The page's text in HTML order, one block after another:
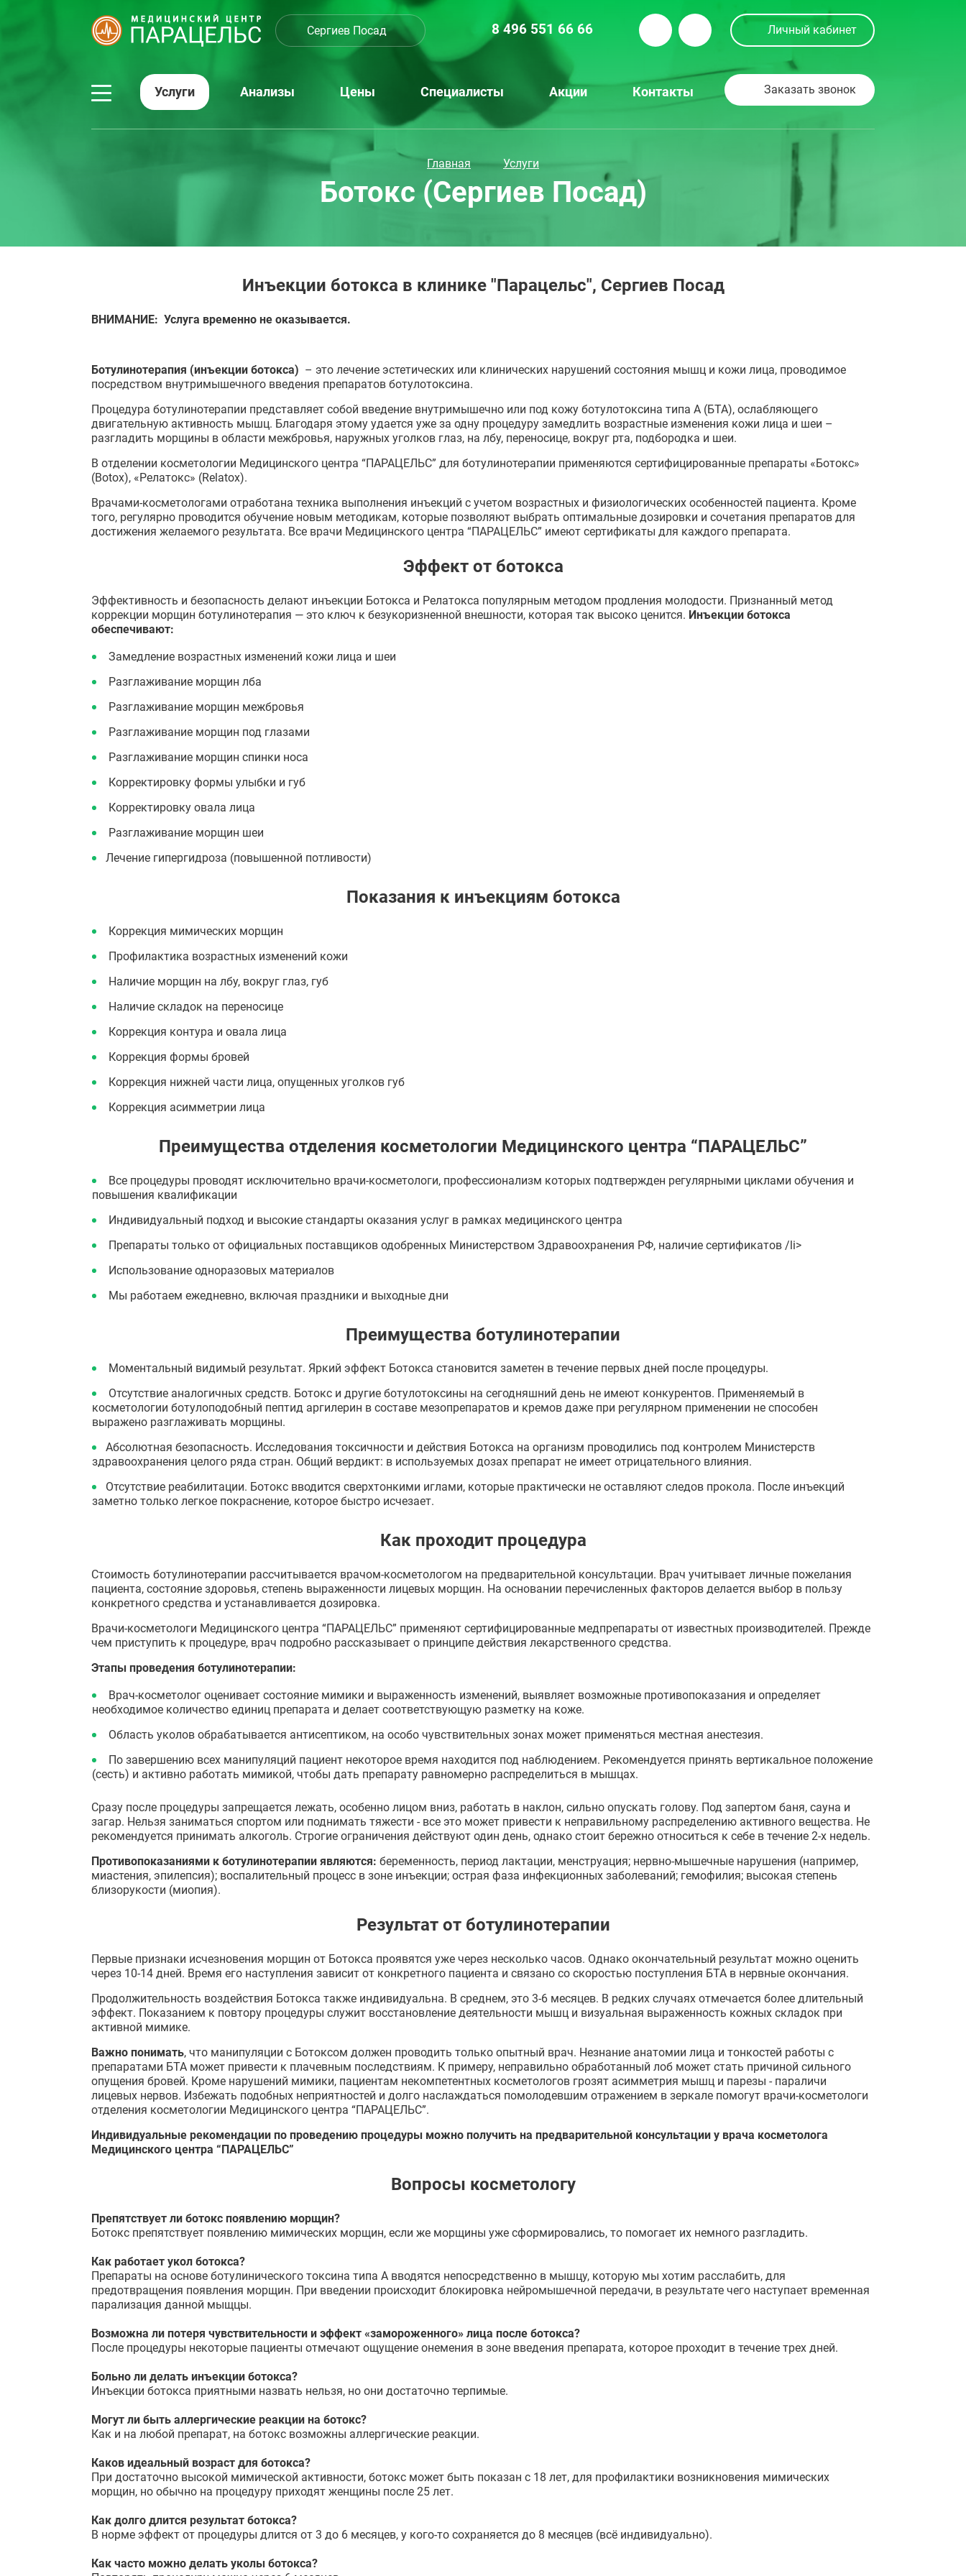
Сергиев Посад 8 496 551 66 66 Личный кабинет
Услуги Анализы Цены Специалисты Акции Контакты Заказать звонок
Главная Услуги
Ботокс (Сергиев Посад)
Инъекции ботокса в клинике "Парацельс", Сергиев Посад
ВНИМАНИЕ: Услуга временно не оказывается.
Ботулинотерапия (инъекции ботокса) – это лечение эстетических или клинических нарушений состояния мышц и кожи лица, проводимое
посредством внутримышечного введения препаратов ботулотоксина.
Процедура ботулинотерапии представляет собой введение внутримышечно или под кожу ботулотоксина типа А (БТА), ослабляющего
двигательную активность мышц. Благодаря этому удается уже за одну процедуру замедлить возрастные изменения кожи лица и шеи –
разгладить морщины в области межбровья, наружных уголков глаз, на лбу, переносице, вокруг рта, подбородка и шеи.
В отделении косметологии Медицинского центра “ПАРАЦЕЛЬС” для ботулинотерапии применяются сертифицированные препараты «Ботокс»
(Botox), «Релатокс» (Relatox).
Врачами-косметологами отработана техника выполнения инъекций с учетом возрастных и физиологических особенностей пациента. Кроме
того, регулярно проводится обучение новым методикам, которые позволяют выбрать оптимальные дозировки и сочетания препаратов для
достижения желаемого результата. Все врачи Медицинского центра “ПАРАЦЕЛЬС” имеют сертификаты для каждого препарата.
Эффект от ботокса
Эффективность и безопасность делают инъекции Ботокса и Релатокса популярным методом продления молодости. Признанный метод
коррекции морщин ботулинотерапия — это ключ к безукоризненной внешности, которая так высоко ценится. Инъекции ботокса
обеспечивают:
Замедление возрастных изменений кожи лица и шеи
Разглаживание морщин лба
Разглаживание морщин межбровья
Разглаживание морщин под глазами
Разглаживание морщин спинки носа
Корректировку формы улыбки и губ
Корректировку овала лица
Разглаживание морщин шеи
Лечение гипергидроза (повышенной потливости)
Показания к инъекциям ботокса
Коррекция мимических морщин
Профилактика возрастных изменений кожи
Наличие морщин на лбу, вокруг глаз, губ
Наличие складок на переносице
Коррекция контура и овала лица
Коррекция формы бровей
Коррекция нижней части лица, опущенных уголков губ
Коррекция асимметрии лица
Преимущества отделения косметологии Медицинского центра “ПАРАЦЕЛЬС”
Все процедуры проводят исключительно врачи-косметологи, профессионализм которых подтвержден регулярными циклами обучения и
повышения квалификации
Индивидуальный подход и высокие стандарты оказания услуг в рамках медицинского центра
Препараты только от официальных поставщиков одобренных Министерством Здравоохранения РФ, наличие сертификатов /li>
Использование одноразовых материалов
Мы работаем ежедневно, включая праздники и выходные дни
Преимущества ботулинотерапии
Моментальный видимый результат. Яркий эффект Ботокса становится заметен в течение первых дней после процедуры.
Отсутствие аналогичных средств. Ботокс и другие ботулотоксины на сегодняшний день не имеют конкурентов. Применяемый в
косметологии ботулоподобный пептид аргилерин в составе мезопрепаратов и кремов даже при регулярном применении не способен
выражено разглаживать морщины.
Абсолютная безопасность. Исследования токсичности и действия Ботокса на организм проводились под контролем Министерств
здравоохранения целого ряда стран. Общий вердикт: в используемых дозах препарат не имеет отрицательного влияния.
Отсутствие реабилитации. Ботокс вводится сверхтонкими иглами, которые практически не оставляют следов прокола. После инъекций
заметно только легкое покраснение, которое быстро исчезает.
Как проходит процедура
Стоимость ботулинотерапии рассчитывается врачом-косметологом на предварительной консультации. Врач учитывает личные пожелания
пациента, состояние здоровья, степень выраженности лицевых морщин. На основании перечисленных факторов делается выбор в пользу
конкретного средства и устанавливается дозировка.
Врачи-косметологи Медицинского центра “ПАРАЦЕЛЬС” применяют сертифицированные медпрепараты от известных производителей. Прежде
чем приступить к процедуре, врач подробно рассказывает о принципе действия лекарственного средства.
Этапы проведения ботулинотерапии:
Врач-косметолог оценивает состояние мимики и выраженность изменений, выявляет возможные противопоказания и определяет
необходимое количество единиц препарата и делает соответствующую разметку на коже.
Область уколов обрабатывается антисептиком, на особо чувствительных зонах может применяться местная анестезия.
По завершению всех манипуляций пациент некоторое время находится под наблюдением. Рекомендуется принять вертикальное положение
(сесть) и активно работать мимикой, чтобы дать препарату равномерно распределиться в мышцах.
Сразу после процедуры запрещается лежать, особенно лицом вниз, работать в наклон, сильно опускать голову. Под запертом баня, сауна и
загар. Нельзя заниматься спортом или поднимать тяжести - все это может привести к неправильному распределению активного вещества. Не
рекомендуется принимать алкоголь. Строгие ограничения действуют один день, однако стоит бережно относиться к себе в течение 2-х недель.
Противопоказаниями к ботулинотерапии являются: беременность, период лактации, менструация; нервно-мышечные нарушения (например,
миастения, эпилепсия); воспалительный процесс в зоне инъекции; острая фаза инфекционных заболеваний; гемофилия; высокая степень
близорукости (миопия).
Результат от ботулинотерапии
Первые признаки исчезновения морщин от Ботокса проявятся уже через несколько часов. Однако окончательный результат можно оценить
через 10-14 дней. Время его наступления зависит от конкретного пациента и связано со скоростью поступления БТА в нервные окончания.
Продолжительность воздействия Ботокса также индивидуальна. В среднем, это 3-6 месяцев. В редких случаях отмечается более длительный
эффект. Показанием к повтору процедуры служит восстановление деятельности мышц и визуальная выраженность кожных складок при
активной мимике.
Важно понимать, что манипуляции с Ботоксом должен проводить только опытный врач. Незнание анатомии лица и тонкостей работы с
препаратами БТА может привести к плачевным последствиям. К примеру, неправильно обработанный лоб может стать причиной сильного
опущения бровей. Кроме нарушений мимики, пациентам некомпетентных косметологов грозят асимметрия мышц и парезы - параличи
лицевых нервов. Избежать подобных неприятностей и долго наслаждаться помолодевшим отражением в зеркале помогут врачи-косметологи
отделения косметологии Медицинского центра “ПАРАЦЕЛЬС”.
Индивидуальные рекомендации по проведению процедуры можно получить на предварительной консультации у врача косметолога
Медицинского центра “ПАРАЦЕЛЬС”
Вопросы косметологу
Препятствует ли ботокс появлению морщин?
Ботокс препятствует появлению мимических морщин, если же морщины уже сформировались, то помогает их немного разгладить.
Как работает укол ботокса?
Препараты на основе ботулинического токсина типа А вводятся непосредственно в мышцу, которую мы хотим расслабить, для
предотвращения появления морщин. При введении происходит блокировка нейромышечной передачи, в результате чего наступает временная
парализация данной мыщцы.
Возможна ли потеря чувствительности и эффект «замороженного» лица после ботокса?
После процедуры некоторые пациенты отмечают ощущение онемения в зоне введения препарата, которое проходит в течение трех дней.
Больно ли делать инъекции ботокса?
Инъекции ботокса приятными назвать нельзя, но они достаточно терпимые.
Могут ли быть аллергические реакции на ботокс?
Как и на любой препарат, на ботокс возможны аллергические реакции.
Каков идеальный возраст для ботокса?
При достаточно высокой мимической активности, ботокс может быть показан с 18 лет, для профилактики возникновения мимических
морщин, но обычно на процедуру приходят женщины после 25 лет.
Как долго длится результат ботокса?
В норме эффект от процедуры длится от 3 до 6 месяцев, у кого-то сохраняется до 8 месяцев (всё индивидуально).
Как часто можно делать уколы ботокса?